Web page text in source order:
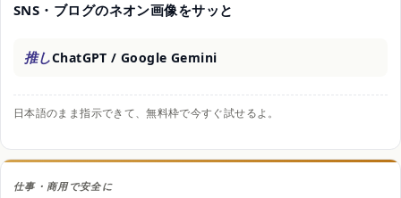
SNS・ブログのネオン画像をサッと
推しChatGPT / Google Gemini
日本語のまま指示できて、無料枠で今すぐ試せるよ。
仕事・商用で安全に